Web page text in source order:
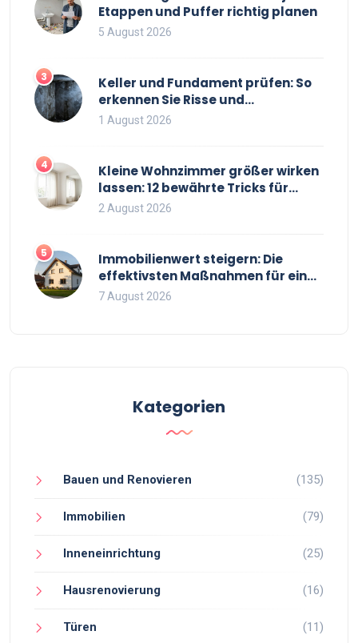
Etappen und Puffer richtig planen
5 August 2026
3
Keller und Fundament prüfen: So
erkennen Sie Risse und
Feuchtigkeit bei
1 August 2026
4
Kleine Wohnzimmer größer wirken
lassen: 12 bewährte Tricks für
mehr Raumgefühl
2 August 2026
5
Immobilienwert steigern: Die
effektivsten Maßnahmen für einen
höheren Verkaufspreis
7 August 2026
Kategorien
Bauen und Renovieren (135)
Immobilien (79)
Inneneinrichtung (25)
Hausrenovierung (16)
Türen (11)